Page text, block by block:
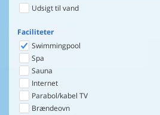
Udsigt til vand
Faciliteter
Swimmingpool
Spa
Sauna
Internet
Parabol/kabel TV
Brændeovn